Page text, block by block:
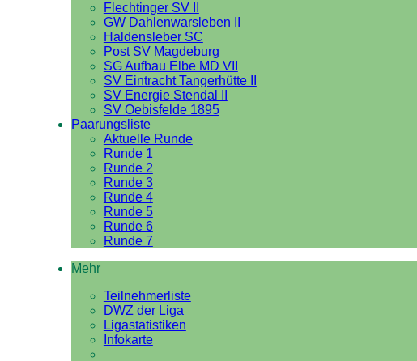
Flechtinger SV II
GW Dahlenwarsleben II
Haldensleber SC
Post SV Magdeburg
SG Aufbau Elbe MD VII
SV Eintracht Tangerhütte II
SV Energie Stendal II
SV Oebisfelde 1895
Paarungsliste
Aktuelle Runde
Runde 1
Runde 2
Runde 3
Runde 4
Runde 5
Runde 6
Runde 7
Mehr
Teilnehmerliste
DWZ der Liga
Ligastatistiken
Infokarte